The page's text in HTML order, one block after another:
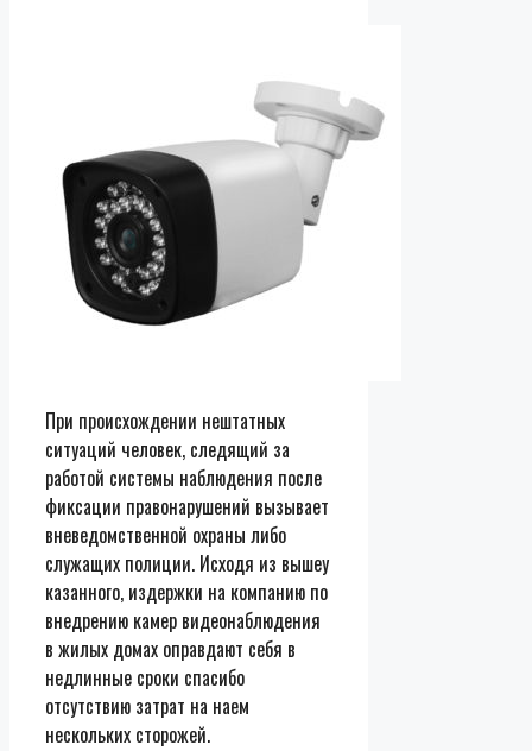
При происхождении нештатных
ситуаций человек, следящий за
работой системы наблюдения после
фиксации правонарушений вызывает
вневедомственной охраны либо
служащих полиции. Исходя из вышеу
казанного, издержки на компанию по
внедрению камер видеонаблюдения
в жилых домах оправдают себя в
недлинные сроки спасибо
отсутствию затрат на наем
нескольких сторожей.